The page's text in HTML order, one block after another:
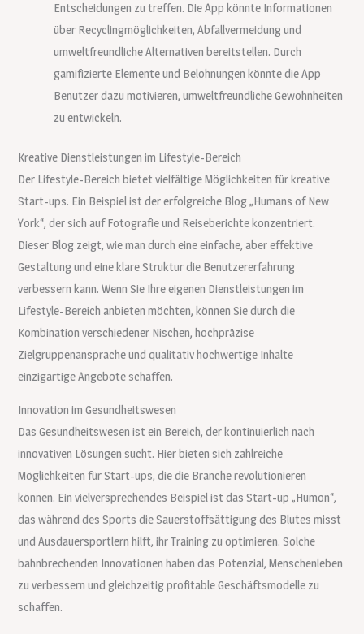
Entscheidungen zu treffen. Die App könnte Informationen
über Recyclingmöglichkeiten, Abfallvermeidung und
umweltfreundliche Alternativen bereitstellen. Durch
gamifizierte Elemente und Belohnungen könnte die App
Benutzer dazu motivieren, umweltfreundliche Gewohnheiten
zu entwickeln.
Kreative Dienstleistungen im Lifestyle-Bereich
Der Lifestyle-Bereich bietet vielfältige Möglichkeiten für kreative
Start-ups. Ein Beispiel ist der erfolgreiche Blog „Humans of New
York“, der sich auf Fotografie und Reiseberichte konzentriert.
Dieser Blog zeigt, wie man durch eine einfache, aber effektive
Gestaltung und eine klare Struktur die Benutzererfahrung
verbessern kann. Wenn Sie Ihre eigenen Dienstleistungen im
Lifestyle-Bereich anbieten möchten, können Sie durch die
Kombination verschiedener Nischen, hochpräzise
Zielgruppenansprache und qualitativ hochwertige Inhalte
einzigartige Angebote schaffen.
Innovation im Gesundheitswesen
Das Gesundheitswesen ist ein Bereich, der kontinuierlich nach
innovativen Lösungen sucht. Hier bieten sich zahlreiche
Möglichkeiten für Start-ups, die die Branche revolutionieren
können. Ein vielversprechendes Beispiel ist das Start-up „Humon“,
das während des Sports die Sauerstoffsättigung des Blutes misst
und Ausdauersportlern hilft, ihr Training zu optimieren. Solche
bahnbrechenden Innovationen haben das Potenzial, Menschenleben
zu verbessern und gleichzeitig profitable Geschäftsmodelle zu
schaffen.